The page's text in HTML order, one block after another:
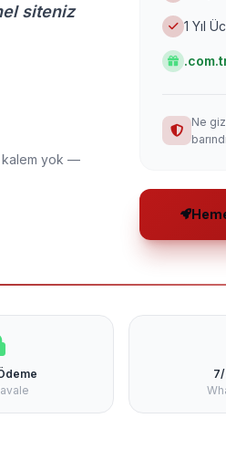
siteniz
kalem yok —
1 Yıl
Ne